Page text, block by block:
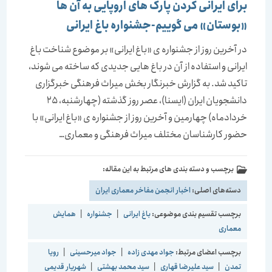
برای ایرانی کردن پارک های اروپایی به آن ها
«بوستان» می گوییم-جشنواره باغ ایرانی
در آخرین روز از جشنواره ی «باغ ایرانی» بر موضوع شناخت باغ
ایرانی و استفاده از آن در باغ هایی جدیدی که ساخته می شوند،
تاکید شد. به گزارش خبرنگار بخش میراث فرهنگی خبرگزاری
دانشجویان ایران (ایسنا)، عصر روز گذشته (چهارشنبه، 25
خردادماه) چهارمین و آخرین روز از جشنواره ی «باغ ایرانی» با
حضور کارشناسان مختلف میراث فرهنگی و معماری…
برچسب و دسته بندی های مرتبط به این مقاله:
دسته‌های اصلی:اخبار انجمن مفاخر معماری ایران
برچسب تقسیم بندی موضوعی:باغ ایرانی | جشنواره |
همایش
معماری
برچسب اعضای مرتبط:جواد مهدی زاده | جواد میرحسینی |
رویا
تمدن | سید علیرضا قهاری | سید محمد بهشتی | شهریار قدیمی